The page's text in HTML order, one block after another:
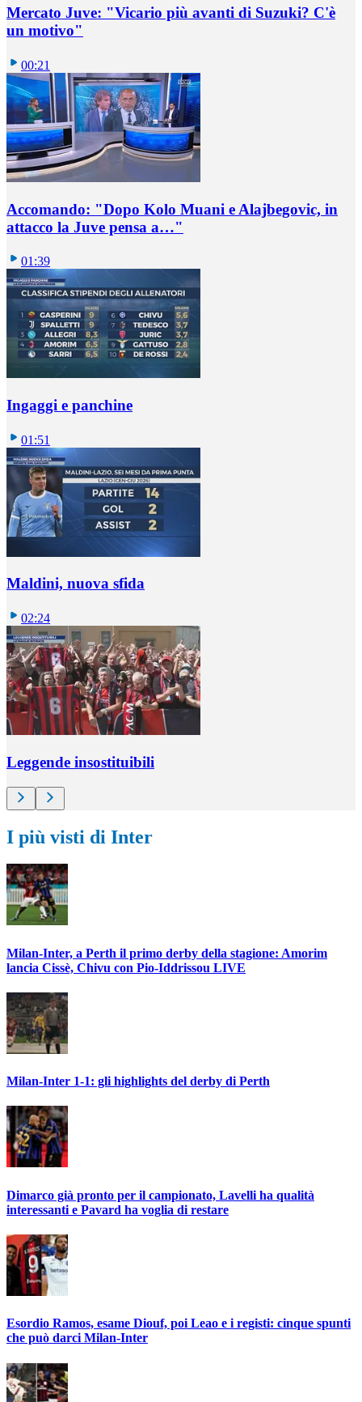
Mercato Juve: "Vicario più avanti di Suzuki? C'è
un motivo"
00:21
Accomando: "Dopo Kolo Muani e Alajbegovic, in
attacco la Juve pensa a…"
01:39
Ingaggi e panchine
01:51
Maldini, nuova sfida
02:24
Leggende insostituibili
I più visti di Inter
Milan-Inter, a Perth il primo derby della stagione: Amorim
lancia Cissè, Chivu con Pio-Iddrissou LIVE
Milan-Inter 1-1: gli highlights del derby di Perth
Dimarco già pronto per il campionato, Lavelli ha qualità
interessanti e Pavard ha voglia di restare
Esordio Ramos, esame Diouf, poi Leao e i registi: cinque spunti
che può darci Milan-Inter